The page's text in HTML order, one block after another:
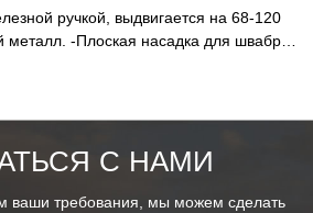
ручкой, выдвигается на 68-120
металл. -Плоская насадка для швабры
С НАМИ
ваши требования, мы можем сделать